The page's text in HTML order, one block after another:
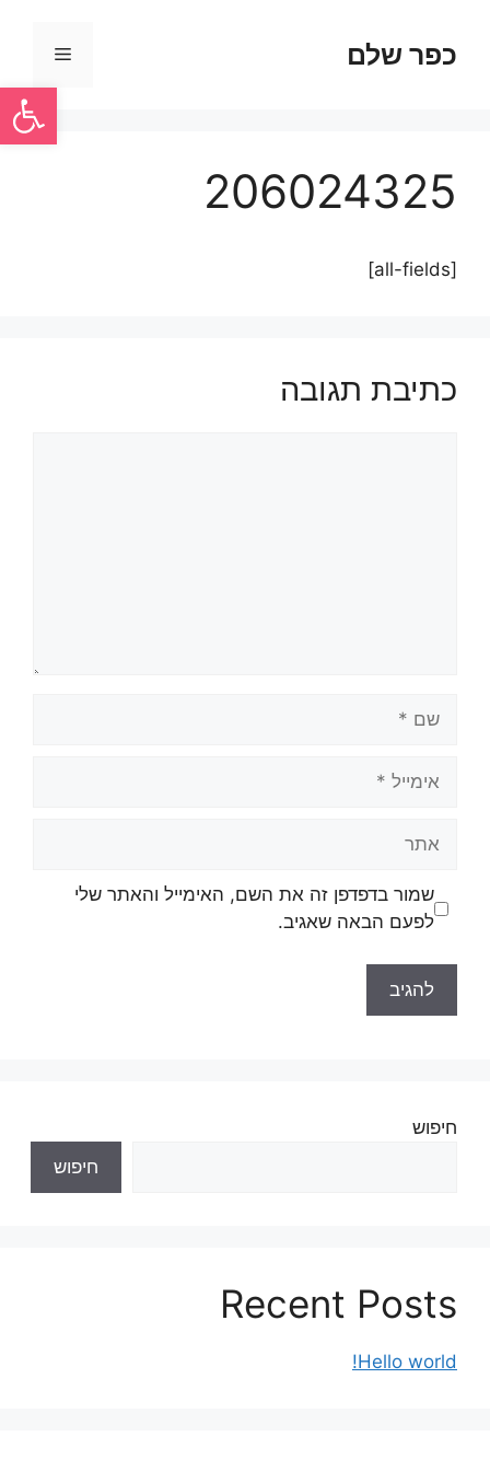
פתח
כפר שלם
206024325
[all-fields]
כתיבת תגובה
שמור בדפדפן זה את השם, האימייל והאתר שלי
לפעם הבאה שאגיב.
חיפוש
חיפוש
Recent Posts
Hello world!